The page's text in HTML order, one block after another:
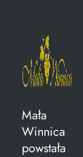
Mała
Winnica
powstała